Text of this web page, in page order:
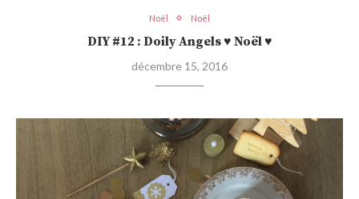
Noël Noël
DIY #12 : Doily Angels ♥ Noël ♥
décembre 15, 2016